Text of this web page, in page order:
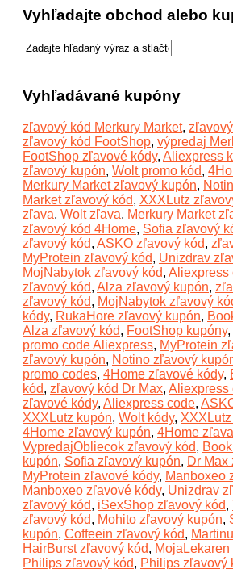
Vyhľadajte obchod alebo
Vyhľadávané kupóny
zľavový kód Merkury Market,
zľavový kód FootShop, výpredaj
FootShop zľavové kódy, Aliexpress
zľavový kupón, Wolt promo kód,
Merkury Market zľavový kupón,
Market zľavový kód, XXXLutz
zľava, Wolt zľava, Merkury Market
zľavový kód 4Home, Sofia zľavový
zľavový kód, ASKO zľavový kód,
MyProtein zľavový kód, Unizdrav
MojNabytok zľavový kód, Aliexpress
zľavový kód, Alza zľavový kupón,
zľavový kód, MojNabytok zľavový
kódy, RukaHore zľavový kupón,
Alza zľavový kód, FootShop kupóny,
promo code Aliexpress, MyProtein
zľavový kupón, Notino zľavový
promo codes, 4Home zľavové kódy,
kód, zľavový kód Dr Max, Aliexpress
zľavové kódy, Aliexpress code,
XXXLutz kupón, Wolt kódy,
4Home zľavový kupón, 4Home zľava
VypredajObliecok zľavový kód,
kupón, Sofia zľavový kupón, Dr Max
MyProtein zľavové kódy, Manboxeo
Manboxeo zľavové kódy, Unizdrav
zľavový kód, iSexShop zľavový kód,
zľavový kód, Mohito zľavový kupón,
kupón, Coffeein zľavový kód,
HairBurst zľavový kód,
Philips zľavový kód, Philips zľavový